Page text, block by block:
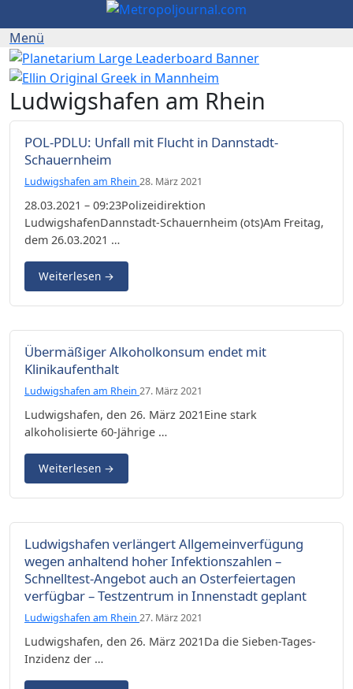
Ludwigshafen am Rhein
POL-PDLU: Unfall mit Flucht in Dannstadt-
Schauernheim
Ludwigshafen am Rhein 28. März 2021
28.03.2021 – 09:23Polizeidirektion
LudwigshafenDannstadt-Schauernheim (ots)Am Freitag,
dem 26.03.2021 …
Weiterlesen →
Übermäßiger Alkoholkonsum endet mit
Klinikaufenthalt
Ludwigshafen am Rhein 27. März 2021
Ludwigshafen, den 26. März 2021Eine stark
alkoholisierte 60-Jährige …
Weiterlesen →
Ludwigshafen verlängert Allgemeinverfügung
wegen anhaltend hoher Infektionszahlen –
Schnelltest-Angebot auch an Osterfeiertagen
verfügbar – Testzentrum in Innenstadt geplant
Ludwigshafen am Rhein 27. März 2021
Ludwigshafen, den 26. März 2021Da die Sieben-Tages-
Inzidenz der …